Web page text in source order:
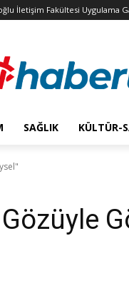
İletişim Fakültesi Uygulama
SAĞLIK KÜLTÜR-
Gözüyle